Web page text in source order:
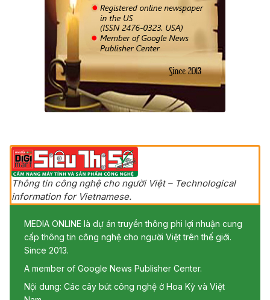
Thông tin công nghệ cho người Việt – Technological
information for Vietnamese.
MEDIA ONLINE là dự án truyền thông phi lợi nhuận cung
cấp thông tin công nghệ cho người Việt trên thế giới.
Since 2013.
A member of Google News Publisher Center.
Nội dung: Các cây bút công nghệ ở Hoa Kỳ và Việt